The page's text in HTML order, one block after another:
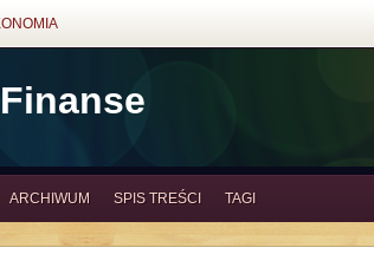
ARCHIWUM SPIS TREŚCI TAGI